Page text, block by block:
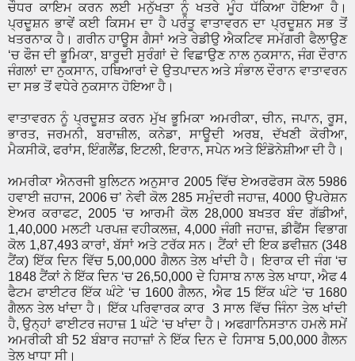
ਚੌਧਰ ਕਾਇਮ ਕਰਨ ਲਈ ਮਨੁੱਖਤਾ ਨੂੰ ਖਤਰੇ ਮੂੰਹ ਧੱਕਿਆ ਹੋਇਆ ਹੈ।
ਪ੍ਰਦੂਸ਼ਨ ਭਾਵੇਂ ਕਈ ਕਿਸਮ ਦਾ ਹੈ ਪਰੰਤੂ ਵਾਤਾਵਰਨ ਦਾ ਪ੍ਰਦੂਸ਼ਨ ਸਭ ਤੋਂ
ਖਤਰਨਾਕ ਹੈ। ਗਰੀਨ ਹਾਊਸ ਗੈਸਾਂ ਅਤੇ ਰੇਡੀਉ ਐਕਟਿਵ ਸਮੱਗਰੀ ਫੈਲਾਉਣ
‘ਚ ਫੌਜ ਦੀ ਭੂਮਿਕਾ, ਬਾਰੂਦੀ ਸੁਰੰਗਾਂ ਦੇ ਵਿਛਾਉਣ ਨਾਲ ਨੁਕਸਾਨ, ਜੰਗ ਦੌਰਾਨ
ਜੰਗਲਾਂ ਦਾ ਨੁਕਸਾਨ, ਹਥਿਆਰਾਂ ਦੇ ਉਤਪਾਦਨ ਅਤੇ ਸੰਭਾਲ ਦੌਰਾਨ ਵਾਤਾਵਰਨ
ਦਾ ਸਭ ਤੋਂ ਵਧੇਰੇ ਨੁਕਸਾਨ ਹੋਇਆ ਹੈ।
ਵਾਤਾਵਰਨ ਨੂੰ ਪ੍ਰਦੂਸ਼ਤ ਕਰਨ ਮੁੱਖ ਭੂਮਿਕਾ ਅਮਰੀਕਾ, ਚੀਨ, ਜਪਾਨ, ਰੂਸ,
ਭਾਰਤ, ਜਰਮਨੀ, ਬਰਾਜ਼ੀਲ, ਕਨੇਡਾ, ਸਾਊਦੀ ਅਰਬ, ਦੱਖਣੀ ਕੋਰੀਆ,
ਮੈਕਸੀਕੋ, ਫਰਾਂਸ, ਇੰਗਲੈਂਡ, ਇਟਲੀ, ਇਰਾਨ, ਸਪੇਨ ਅਤੇ ਇੰਡੋਨੇਸ਼ੀਆ ਦੀ ਹੈ।
ਅਮਰੀਕਾ ਐਨਰਜੀ ਬੁਲਿਟਨ ਅਨੁਸਾਰ 2005 ਵਿੱਚ ਏਅਰਫੋਰਸ ਕੋਲ 5986
ਹਵਾਈ ਜ਼ਹਾਜ, 2006 ਚ’ ਨੇਵੀ ਕੋਲ 285 ਸਮੁੰਦਰੀ ਜਹਾਜ਼, 4000 ਉਪਰੇਸ਼ਨ
ਏਅਰ ਕਰਾਫਟ, 2005 ‘ਚ ਆਰਮੀ ਕੋਲ 28,000 ਬਖਤਰ ਬੰਦ ਗੱਡੀਆਂ,
1,40,000 ਮਲਟੀ ਪਰਪਜ਼ ਵਹੀਕਲਜ਼, 4,000 ਜੰਗੀ ਜਹਾਜ਼, ਡੀਫੈਂਸ ਵਿਭਾਗ
ਕੋਲ 1,87,493 ਕਾਰਾਂ, ਬੱਸਾਂ ਅਤੇ ਟਰੱਕ ਸਨ। ਟੈਂਕਾਂ ਦੀ ਇਕ ਡਵੀਜ਼ਨ (348
ਟੈਂਕ) ਇੱਕ ਦਿਨ ਵਿੱਚ 5,00,000 ਗੈਲਨ ਤੇਲ ਖਾਂਦੀ ਹੈ। ਇਰਾਕ ਦੀ ਜੰਗ ‘ਚ
1848 ਟੈਂਕਾਂ ਨੇ ਇੱਕ ਦਿਨ ‘ਚ 26,50,000 ਦੇ ਹਿਸਾਬ ਨਾਲ ਤੇਲ ਖਾਧਾ, ਐਫ 4
ਫੈਟਮ ਫਾਈਟਰ ਇੱਕ ਘੰਟੇ ‘ਚ 1600 ਗੈਲਨ, ਐਫ 15 ਇੱਕ ਘੰਟੇ ‘ਚ 1680
ਗੈਲਨ ਤੇਲ ਖਾਂਦਾ ਹੈ। ਇੱਕ ਪਰਿਵਾਰਕ ਕਾਰ 3 ਸਾਲ ਵਿੱਚ ਜਿੰਨਾ ਤੇਲ ਖਾਂਦੀ
ਹੈ, ਉਨ੍ਹਾਂ ਫਾਈਟਰ ਜਹਾਜ਼ 1 ਘੰਟੇ ‘ਚ ਖਾਂਦਾ ਹੈ। ਅਫਗਾਨਿਸਤਾਨ ਹਮਲੇ ਸਮੇਂ
ਅਮਰੀਕੀ ਬੀ 52 ਬੰਬਾਰ ਜਹਾਜ਼ਾਂ ਨੇ ਇੱਕ ਦਿਨ ਦੇ ਹਿਸਾਬ 5,00,000 ਗੈਲਨ
ਤੇਲ ਖਾਧਾ ਸੀ।